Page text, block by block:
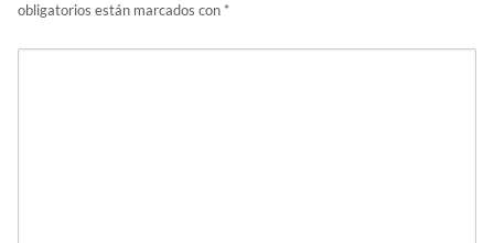
obligatorios están marcados con *